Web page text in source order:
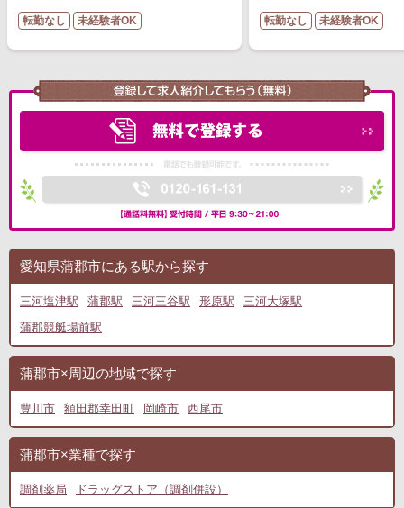
転勤なし 未経験者OK 転勤なし 未経験者OK
愛知県蒲郡市にある駅から探す
三河塩津駅 蒲郡駅 三河三谷駅 形原駅
三河大塚駅
蒲郡競艇場前駅
蒲郡市×周辺の地域で探す
豊川市 額田郡幸田町 岡崎市 西尾市
蒲郡市×業種で探す
調剤薬局 ドラッグストア（調剤併設）